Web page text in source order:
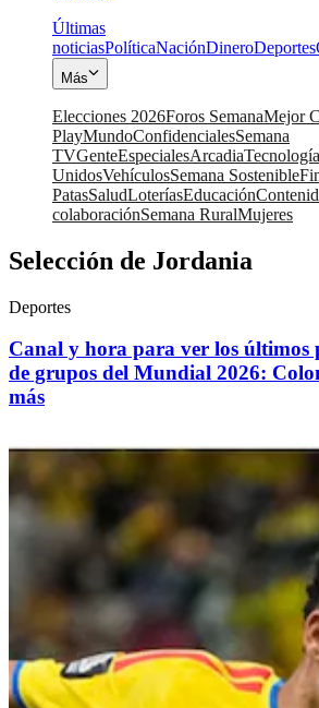
Últimas
noticiasPolíticaNaciónDineroDeportes
Más
Elecciones 2026Foros SemanaMejor
PlayMundoConfidencialesSemana
TVGenteEspecialesArcadiaTecnología
UnidosVehículosSemana Sostenible
PatasSaludLoteríasEducación
colaboraciónSemana RuralMujeres
Selección de Jordania
Deportes
Canal y hora para ver los últimos
de grupos del Mundial 2026:
más